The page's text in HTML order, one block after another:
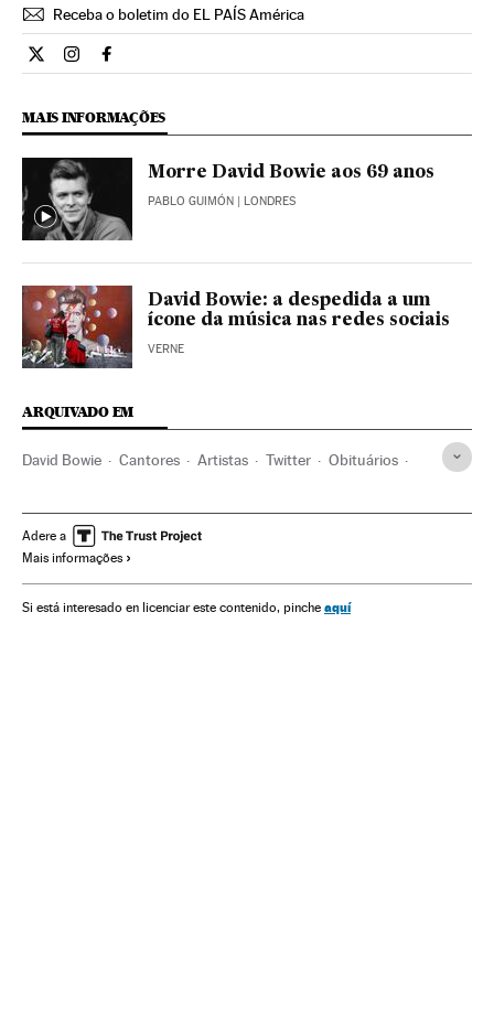
Receba o boletim do EL PAÍS América
Cultura El País Brasil en Twitter
Cultura El País Brasil en Instagram
Cultura El País Brasil en Facebook
MAIS INFORMAÇÕES
Morre David Bowie aos 69 anos
PABLO GUIMÓN | LONDRES
David Bowie: a despedida a um
ícone da música nas redes sociais
VERNE
ARQUIVADO EM
David Bowie Cantores Artistas Twitter Obituários
Redes sociais Doenças
Economia
Adere a
Mais informações
Si está interesado en licenciar este contenido, pinche aquí